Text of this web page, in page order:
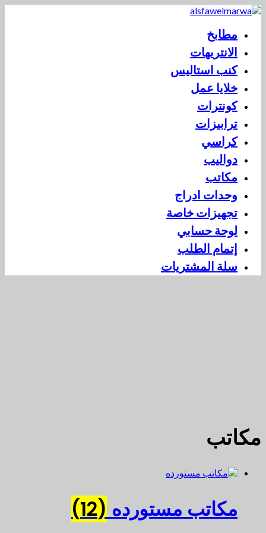
مطابخ
الانتريهات
كنب استاليس
خلايا عمل
كونترات
ترابيزات
كراسي
دواليب
مكاتب
وحدات ادراج
تجهيزات خاصة
لوحة حسابي
إتمام الطلب
سلة المشتريات
مكاتب
مكاتب مستورده (12)